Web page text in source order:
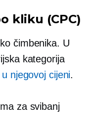
kliku (CPC)
čimbenika. U
kategorija
njegovoj cijeni.
za svibanj